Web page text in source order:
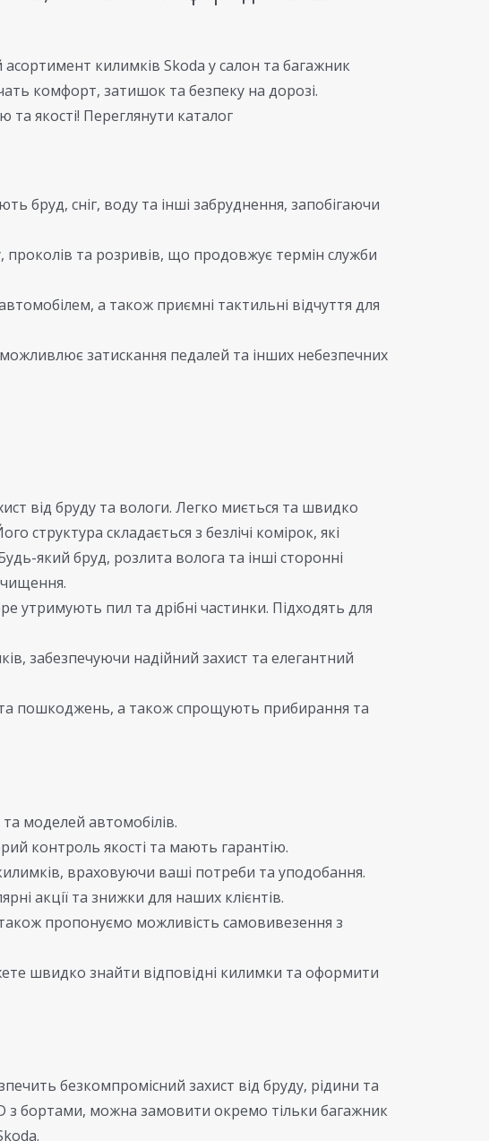
асортимент килимків Skoda у салон та багажник
комфорт, затишок та безпеку на дорозі.
та якості! Переглянути каталог
бруд, сніг, воду та інші забруднення, запобігаючи
проколів та розривів, що продовжує термін служби
а також приємні тактильні відчуття для
затискання педалей та інших небезпечних
від бруду та вологи. Легко миється та швидко
структура складається з безлічі комірок, які
який бруд, розлита волога та інші сторонні
утримують пил та дрібні частинки. Підходять для
забезпечуючи надійний захист та елегантний
та пошкоджень, а також спрощують прибирання та
моделей автомобілів.
контроль якості та мають гарантію.
враховуючи ваші потреби та уподобання.
акції та знижки для наших клієнтів.
пропонуємо можливість самовивезення з
швидко знайти відповідні килимки та оформити
безкомпромісний захист від бруду, рідини та
з бортами, можна замовити окремо тільки багажник